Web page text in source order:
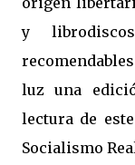
y
luz una
lectura de
Socialismo